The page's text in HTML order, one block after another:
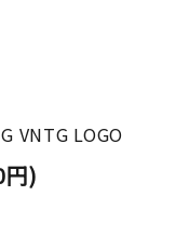
VNTG LOGO
円)